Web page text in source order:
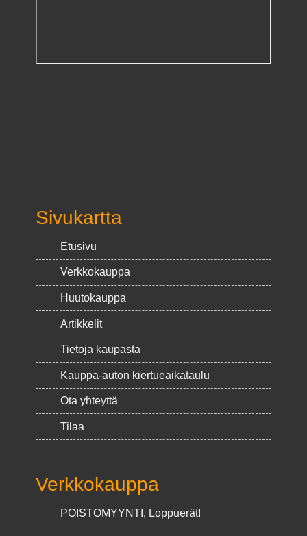
Sivukartta
Etusivu
Verkkokauppa
Huutokauppa
Artikkelit
Tietoja kaupasta
Kauppa-auton kiertueaikataulu
Ota yhteyttä
Tilaa
Verkkokauppa
POISTOMYYNTI, Loppuerät!